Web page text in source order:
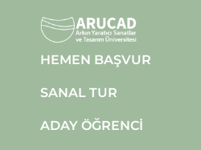
HEMEN BAŞVUR
SANAL TUR
ADAY ÖĞRENCI